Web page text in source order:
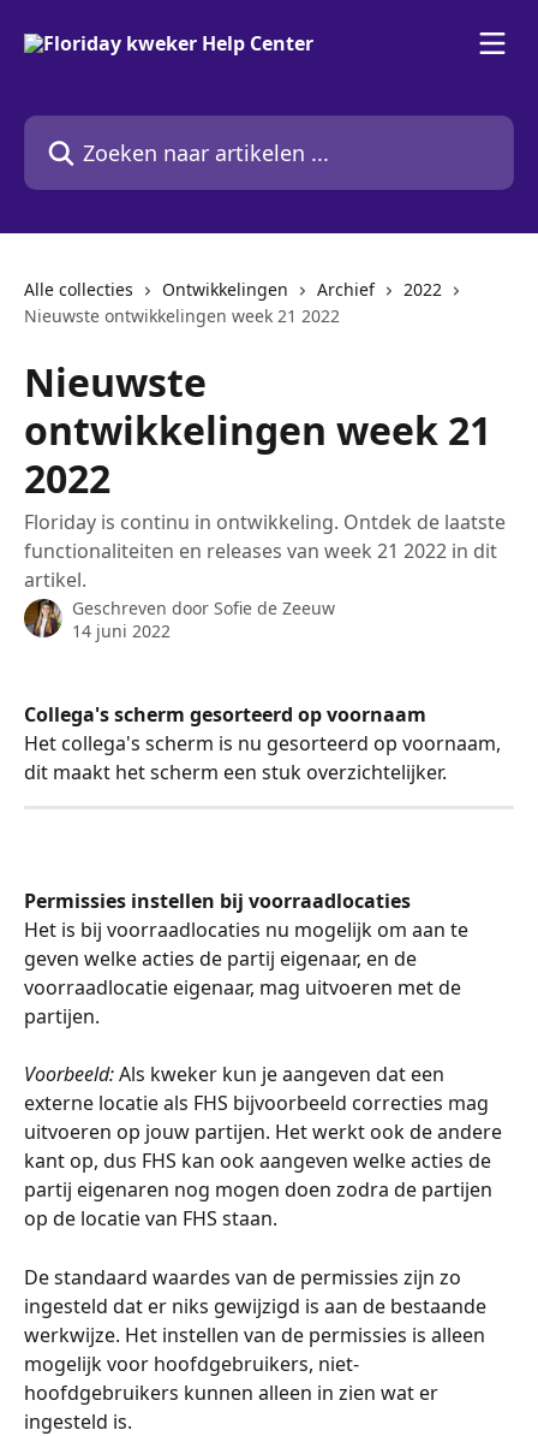
Zoeken naar artikelen ...
Alle collecties Ontwikkelingen Archief
2022
Nieuwste ontwikkelingen week 21 2022
Nieuwste
ontwikkelingen week 21
2022
Floriday is continu in ontwikkeling. Ontdek de laatste
functionaliteiten en releases van week 21 2022 in dit
artikel.
Geschreven door Sofie de Zeeuw
14 juni 2022
Collega's scherm gesorteerd op voornaam
Het collega's scherm is nu gesorteerd op voornaam,
dit maakt het scherm een stuk overzichtelijker.
Permissies instellen bij voorraadlocaties
Het is bij voorraadlocaties nu mogelijk om aan te
geven welke acties de partij eigenaar, en de
voorraadlocatie eigenaar, mag uitvoeren met de
partijen.
Voorbeeld: Als kweker kun je aangeven dat een
externe locatie als FHS bijvoorbeeld correcties mag
uitvoeren op jouw partijen. Het werkt ook de andere
kant op, dus FHS kan ook aangeven welke acties de
partij eigenaren nog mogen doen zodra de partijen
op de locatie van FHS staan.
De standaard waardes van de permissies zijn zo
ingesteld dat er niks gewijzigd is aan de bestaande
werkwijze. Het instellen van de permissies is alleen
mogelijk voor hoofdgebruikers, niet-
hoofdgebruikers kunnen alleen in zien wat er
ingesteld is.